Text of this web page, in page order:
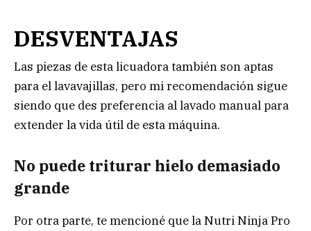
DESVENTAJAS
Las piezas de esta licuadora también son aptas
para el lavavajillas, pero mi recomendación sigue
siendo que des preferencia al lavado manual para
extender la vida útil de esta máquina.
No puede triturar hielo demasiado
grande
Por otra parte, te mencioné que la Nutri Ninja Pro